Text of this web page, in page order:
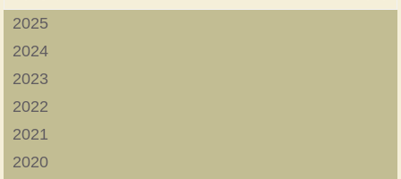
2025
2024
2023
2022
2021
2020